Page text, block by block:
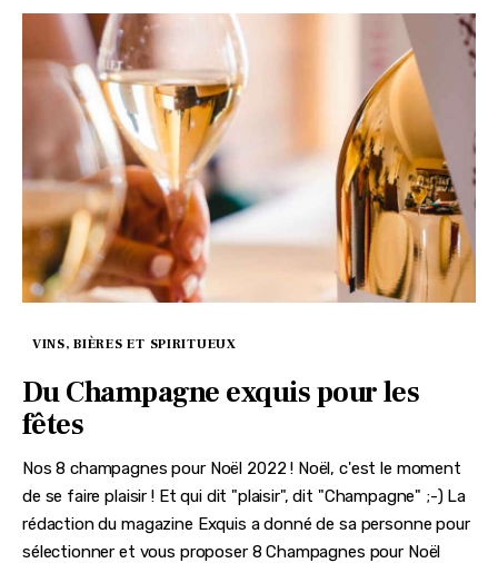
VINS, BIÈRES ET SPIRITUEUX
Du Champagne exquis pour les
fêtes
Nos 8 champagnes pour Noël 2022 ! Noël, c'est le moment
de se faire plaisir ! Et qui dit "plaisir", dit "Champagne" ;-) La
rédaction du magazine Exquis a donné de sa personne pour
sélectionner et vous proposer 8 Champagnes pour Noël